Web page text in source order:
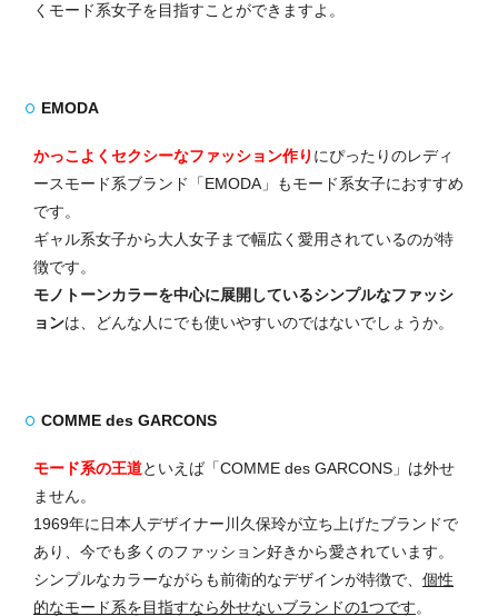
くモード系女子を目指すことができますよ。
EMODA
かっこよくセクシーなファッション作り にぴったりのレディ
ースモード系ブランド「EMODA」もモード系女子におすすめ
です。
ギャル系女子から大人女子まで幅広く愛用されているのが特
徴です。
モノトーンカラーを中心に展開しているシンプルなファッシ
ョンは、どんな人にでも使いやすいのではないでしょうか。
COMME des GARCONS
モード系の王道といえば「COMME des GARCONS」は外せ
ません。
1969年に日本人デザイナー川久保玲が立ち上げたブランドで
あり、今でも多くのファッション好きから愛されています。
シンプルなカラーながらも前衛的なデザインが特徴で、 個性
的なモード系を目指すなら外せないブランドの1つです。